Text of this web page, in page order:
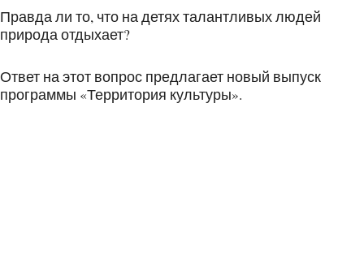
Правда ли то, что на детях талантливых людей
природа отдыхает?
Ответ на этот вопрос предлагает новый выпуск
программы «Территория культуры».